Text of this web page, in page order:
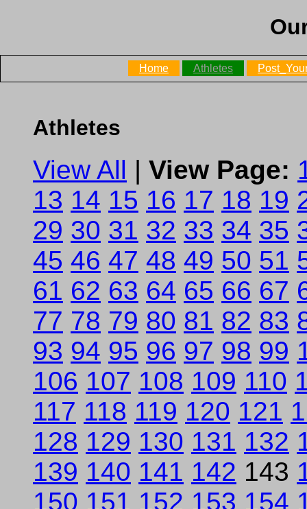
Home Athletes
Athletes
View All | View Page:
13 14 15 16 17 18 19
29 30 31 32 33 34 35
45 46 47 48 49 50 51
61 62 63 64 65 66 67
77 78 79 80 81 82 83
93 94 95 96 97 98 99
106 107 108 109 110
117 118 119 120 121
128 129 130 131 132
139 140 141 142 143
150 151 152 153 154